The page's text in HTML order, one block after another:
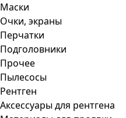
Маски
Очки, экраны
Перчатки
Подголовники
Прочее
Пылесосы
Рентген
Аксессуары для рентгена